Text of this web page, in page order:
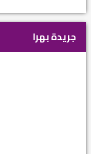
جريدة بهرا